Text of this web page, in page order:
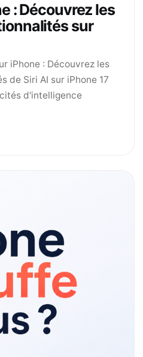
: Découvrez les
sur
iPhone : Découvrez les
de Siri AI sur iPhone 17
d'intelligence